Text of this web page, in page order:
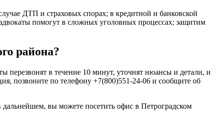
ДТП и страховых спорах; в кредитной и банковской
помогут в сложных уголовных процессах; защитим
района?
перезвонят в течение 10 минут, уточнят нюансы и детали, и
позвоните по телефону +7(800)551-24-06 и сообщите об
дальнейшем, вы можете посетить офис в Петроградском